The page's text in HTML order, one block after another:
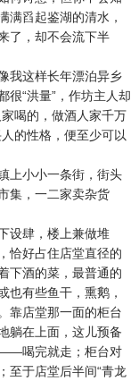
满舀起鉴湖的清水，
了，却不会流下半
我这样长年漂泊异乡
很“洪量”，作坊主人却
喝的，做酒人家千万
的性格，便至少可以
上小小一条街，街头
集，一二家卖杂货
设肆，楼上兼做堆
恰好占住店堂直径的
下酒的菜，最普通的
也有些鱼干，熏鹅，
靠店堂那一面的柜台
躺在上面，这儿预备
喝完就走；柜台对
至于店堂后半间“青龙